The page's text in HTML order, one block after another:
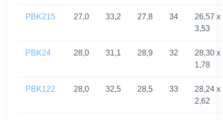
PBK215 27,0 33,2 27,8 34
26,57 x
3,53
PBK24 28,0 31,1 28,9 32
28,30 x
1,78
PBK122 28,0 32,5 28,5 33
28,24 x
2,62